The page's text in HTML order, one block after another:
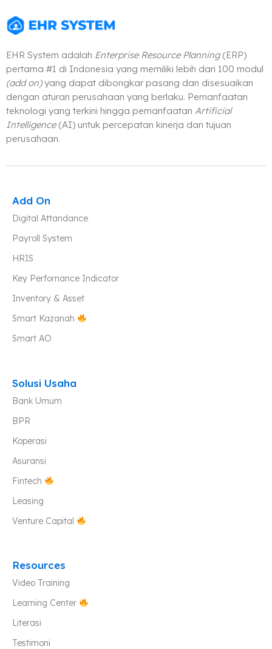
EHR System adalah Enterprise Resource Planning(ERP)
pertama #1 di Indonesia yang memiliki lebih dari 100 modul
(add on)yang dapat dibongkar pasang dan disesuaikan
dengan aturan perusahaan yang berlaku. Pemanfaatan
teknologi yang terkini hingga pemanfaatan Artificial
Intelligence(AI) untuk percepatan kinerja dan tujuan
perusahaan.
Add On
Digital Attandance
Payroll System
HRIS
Key Perfornance Indicator
Inventory & Asset
Smart Kazanah
Smart AO
Solusi Usaha
Bank Umum
BPR
Koperasi
Asuransi
Fintech
Leasing
Venture Capital
Resources
Video Training
Learning Center
Literasi
Testimoni